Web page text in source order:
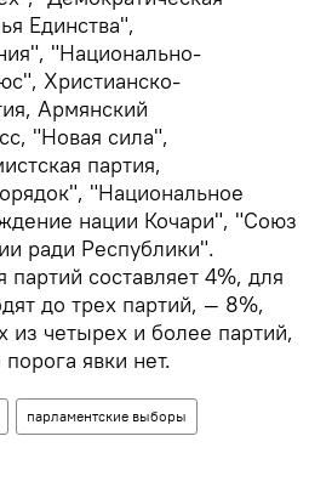
Единства",
"Национально-
Христианско-
Армянский
"Новая сила",
партия,
"Национальное
нации Кочари", "Союз
ради Республики".
составляет 4%, для
до трех партий, — 8%,
из четырех и более партий,
явки нет.
парламентские выборы